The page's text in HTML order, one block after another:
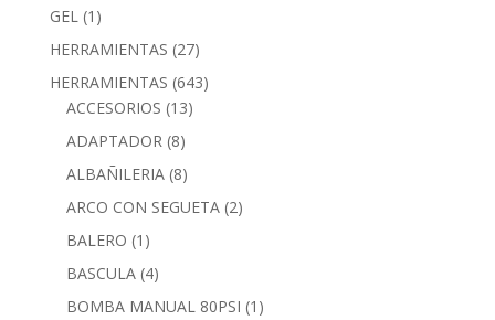
GEL (1)
HERRAMIENTAS (27)
HERRAMIENTAS (643)
ACCESORIOS (13)
ADAPTADOR (8)
ALBAÑILERIA (8)
ARCO CON SEGUETA (2)
BALERO (1)
BASCULA (4)
BOMBA MANUAL 80PSI (1)